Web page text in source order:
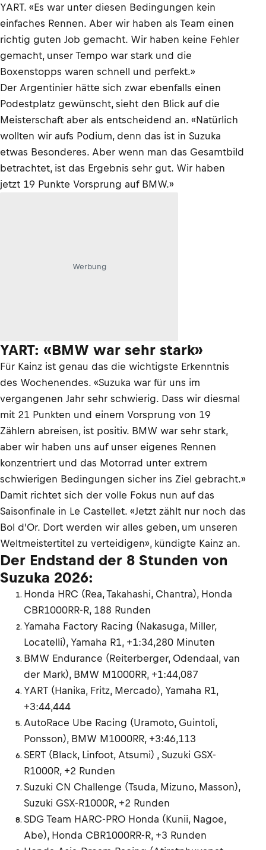
YART. «Es war unter diesen Bedingungen kein
einfaches Rennen. Aber wir haben als Team einen
richtig guten Job gemacht. Wir haben keine Fehler
gemacht, unser Tempo war stark und die
Boxenstopps waren schnell und perfekt.»
Der Argentinier hätte sich zwar ebenfalls einen
Podestplatz gewünscht, sieht den Blick auf die
Meisterschaft aber als entscheidend an. «Natürlich
wollten wir aufs Podium, denn das ist in Suzuka
etwas Besonderes. Aber wenn man das Gesamtbild
betrachtet, ist das Ergebnis sehr gut. Wir haben
jetzt 19 Punkte Vorsprung auf BMW.»
Werbung
YART: «BMW war sehr stark»
Für Kainz ist genau das die wichtigste Erkenntnis
des Wochenendes. «Suzuka war für uns im
vergangenen Jahr sehr schwierig. Dass wir diesmal
mit 21 Punkten und einem Vorsprung von 19
Zählern abreisen, ist positiv. BMW war sehr stark,
aber wir haben uns auf unser eigenes Rennen
konzentriert und das Motorrad unter extrem
schwierigen Bedingungen sicher ins Ziel gebracht.»
Damit richtet sich der volle Fokus nun auf das
Saisonfinale in Le Castellet. «Jetzt zählt nur noch das
Bol d'Or. Dort werden wir alles geben, um unseren
Weltmeistertitel zu verteidigen», kündigte Kainz an.
Der Endstand der 8 Stunden von
Suzuka 2026:
Honda HRC (Rea, Takahashi, Chantra), Honda
CBR1000RR-R, 188 Runden
Yamaha Factory Racing (Nakasuga, Miller,
Locatelli), Yamaha R1, +1:34,280 Minuten
BMW Endurance (Reiterberger, Odendaal, van
der Mark), BMW M1000RR, +1:44,087
YART (Hanika, Fritz, Mercado), Yamaha R1,
+3:44,444
AutoRace Ube Racing (Uramoto, Guintoli,
Ponsson), BMW M1000RR, +3:46,113
SERT (Black, Linfoot, Atsumi) , Suzuki GSX-
R1000R, +2 Runden
Suzuki CN Challenge (Tsuda, Mizuno, Masson),
Suzuki GSX-R1000R, +2 Runden
SDG Team HARC-PRO Honda (Kunii, Nagoe,
Abe), Honda CBR1000RR-R, +3 Runden